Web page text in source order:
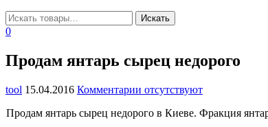
0
Продам янтарь сырец недорого
tool 15.04.2016 Комментарии отсутствуют
Продам янтарь сырец недорого в Киеве. Фракция